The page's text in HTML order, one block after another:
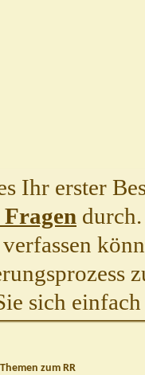
Ihr erster
Fragen
sich
zum RR